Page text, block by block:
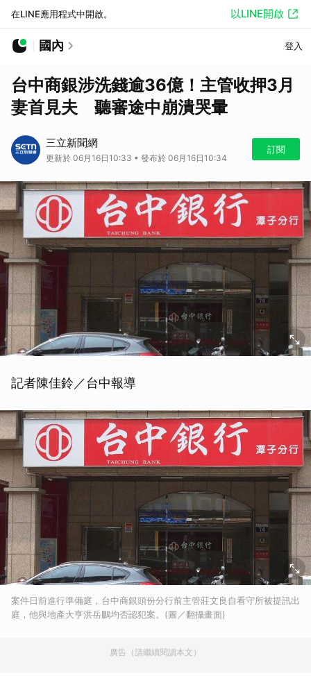
在LINE應用程式中開啟。 以LINE開啟
國內 登入
台中商銀涉洗錢逾36億！主管收押3月
妻首見夫 聽審途中崩潰哭暈
三立新聞網
更新於 06月16日10:33 • 發布於 06月16日10:34
訂閱
記者陳佳鈴／台中報導
案件日前進行準備庭，台中商銀頭份分行前主管莊文良自看守所被提訊出
庭，他與地產大亨洪岳鵬均否認犯案。(圖／翻攝畫面)
廣告（請繼續閱讀本文）